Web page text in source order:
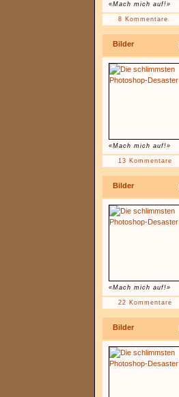
«Mach mich auf!»
8 Kommentare
Bilder
«Mach mich auf!»
13 Kommentare
Bilder
«Mach mich auf!»
22 Kommentare
Bilder